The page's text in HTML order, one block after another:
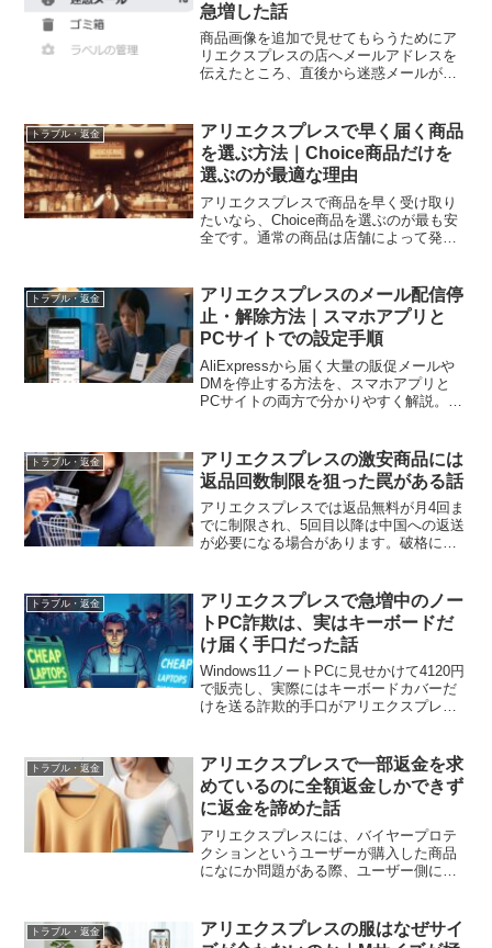
急増した話
商品画像を追加で見せてもらうためにア
リエクスプレスの店へメールアドレスを
伝えたところ、直後から迷惑メールが大
険で、捨てアド推奨です。
トラブル・返金
アリエクスプレスで早く届く商品
を選ぶ方法｜Choice商品だけを
選ぶのが最適な理由
アリエクスプレスで商品を早く受け取り
たいなら、Choice商品を選ぶのが最も安
全です。通常の商品は店舗によって発送
い理由を解説します。
トラブル・返金
アリエクスプレスのメール配信停
止・解除方法｜スマホアプリと
PCサイトでの設定手順
AliExpressから届く大量の販促メールや
DMを停止する方法を、スマホアプリと
PCサイトの両方で分かりやすく解説。通
惑メールのような配信を簡単に減らせま
す。注文通知だけ残す際の注意点や、配
信停止後も届く重要メールの扱いについ
ても整理したガイドです。
トラブル・返金
アリエクスプレスの激安商品には
返品回数制限を狙った罠がある話
アリエクスプレスでは返品無料が月4回ま
でに制限され、5回目以降は中国への返送
が必要になる場合があります。破格に安
トラブル・返金
アリエクスプレスで急増中のノー
トPC詐欺は、実はキーボードだ
け届く手口だった話
Windows11ノートPCに見せかけて4120円
で販売し、実際にはキーボードカバーだ
けを送る詐欺的手口がアリエクスプレス
安過ぎる商品には注意が必要です。
トラブル・返金
アリエクスプレスで一部返金を求
めているのに全額返金しかできず
に返金を諦めた話
アリエクスプレスには、バイヤープロテ
クションというユーザーが購入した商品
になにか問題がある際、ユーザー側に一
不良品が届いたりした場合、アリエクス
プレスに返金を求めれば、...
トラブル・返金
アリエクスプレスの服はなぜサイ